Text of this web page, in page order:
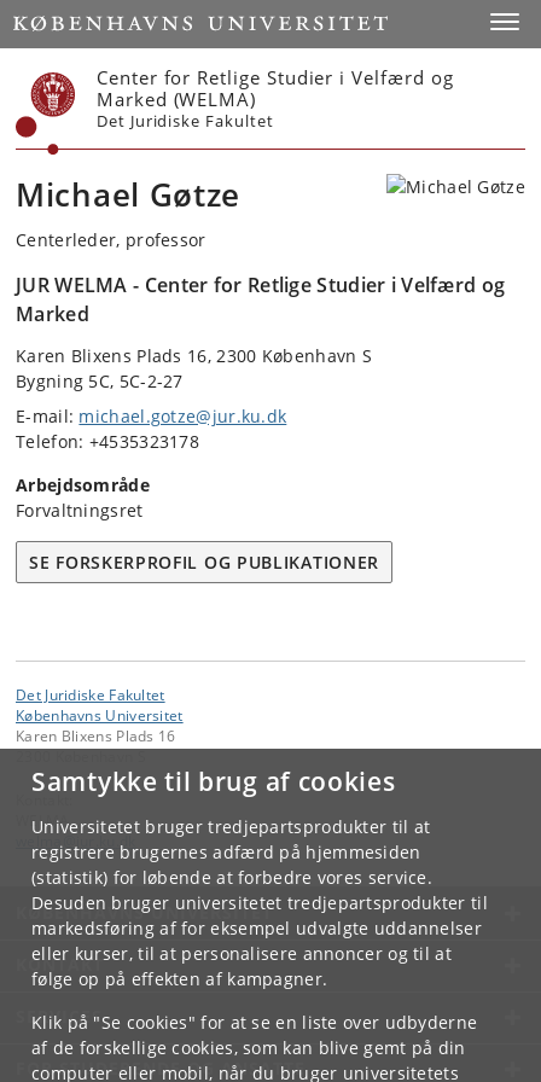
Samtykke til brug af cookies
Universitetet bruger tredjepartsprodukter til at
registrere brugernes adfærd på hjemmesiden
(statistik) for løbende at forbedre vores service.
Desuden bruger universitetet tredjepartsprodukter til
markedsføring af for eksempel udvalgte uddannelser
eller kurser, til at personalisere annoncer og til at
følge op på effekten af kampagner.
Klik på "Se cookies" for at se en liste over udbyderne
af de forskellige cookies, som kan blive gemt på din
computer eller mobil, når du bruger universitetets
Start
Center for Retlige Studier i Velfærd og
Marked (WELMA)
Det Juridiske Fakultet
Michael Gøtze
Centerleder, professor
JUR WELMA - Center for Retlige Studier i Velfærd og
Marked
Karen Blixens Plads 16, 2300 København S
Bygning 5C, 5C-2-27
E-mail: michael.gotze@jur.ku.dk
Telefon: +4535323178
Arbejdsområde
Forvaltningsret
SE FORSKERPROFIL OG PUBLIKATIONER
Det Juridiske Fakultet
Københavns Universitet
Karen Blixens Plads 16
WELMA
KØBENHAVNS UNIVERSITET
KONTAKT
SERVICES
FOR STUDERENDE OG ANSATTE